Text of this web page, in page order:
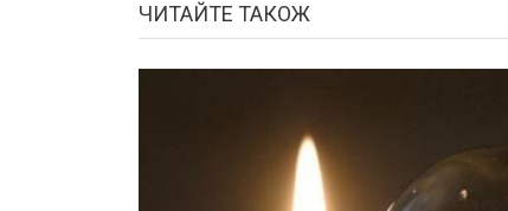
ЧИТАЙТЕ ТАКОЖ